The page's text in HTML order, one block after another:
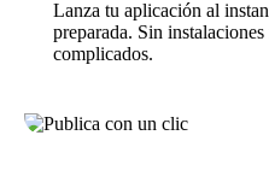
Lanza tu aplicación al
preparada. Sin
complicados.